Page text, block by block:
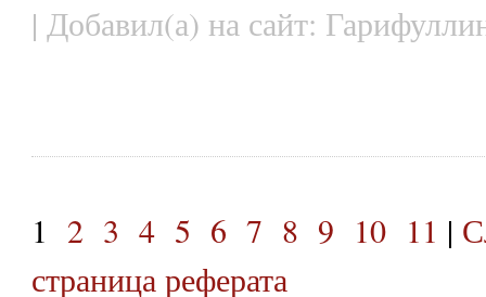
| Добавил(а) на сайт:
1 2 3 4 5 6 7 8 9 10 11 |
страница реферата